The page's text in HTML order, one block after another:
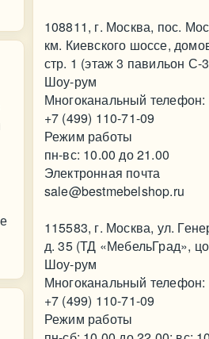
108811, г. Москва, пос.
км. Киевского шоссе,
стр. 1 (этаж 3 павильон С-
Шоу-рум
Многоканальный телефон:
+7 (499) 110-71-09
Режим работы
пн-вс: 10.00 до 21.00
Электронная почта
sale@bestmebelshop.ru
115583, г. Москва, ул.
д. 35 (ТД «МебельГрад»,
Шоу-рум
Многоканальный телефон:
+7 (499) 110-71-09
Режим работы